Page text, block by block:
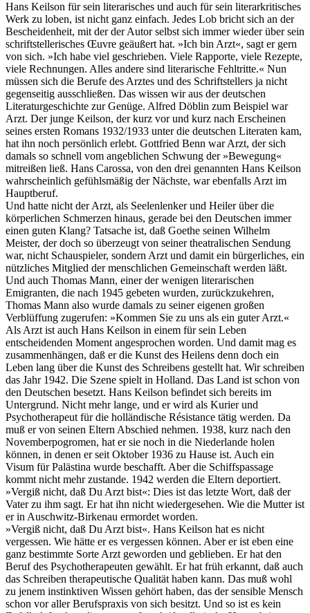
Hans Keilson für sein literarisches und auch für sein literarkritisches
Werk zu loben, ist nicht ganz einfach. Jedes Lob bricht sich an der
Bescheidenheit, mit der der Autor selbst sich immer wieder über sein
schriftstellerisches Œuvre geäußert hat. »Ich bin Arzt«, sagt er gern
von sich. »Ich habe viel geschrieben. Viele Rapporte, viele Rezepte,
viele Rechnungen. Alles andere sind literarische Fehltritte.« Nun
müssen sich die Berufe des Arztes und des Schriftstellers ja nicht
gegenseitig ausschließen. Das wissen wir aus der deutschen
Literaturgeschichte zur Genüge. Alfred Döblin zum Beispiel war
Arzt. Der junge Keilson, der kurz vor und kurz nach Erscheinen
seines ersten Romans 1932/1933 unter die deutschen Literaten kam,
hat ihn noch persönlich erlebt. Gottfried Benn war Arzt, der sich
damals so schnell vom angeblichen Schwung der »Bewegung«
mitreißen ließ. Hans Carossa, von den drei genannten Hans Keilson
wahrscheinlich gefühlsmäßig der Nächste, war ebenfalls Arzt im
Hauptberuf.
Und hatte nicht der Arzt, als Seelenlenker und Heiler über die
körperlichen Schmerzen hinaus, gerade bei den Deutschen immer
einen guten Klang? Tatsache ist, daß Goethe seinen Wilhelm
Meister, der doch so überzeugt von seiner theatralischen Sendung
war, nicht Schauspieler, sondern Arzt und damit ein bürgerliches, ein
nützliches Mitglied der menschlichen Gemeinschaft werden läßt.
Und auch Thomas Mann, einer der wenigen literarischen
Emigranten, die nach 1945 gebeten wurden, zurückzukehren,
Thomas Mann also wurde damals zu seiner eigenen großen
Verblüffung zugerufen: »Kommen Sie zu uns als ein guter Arzt.«
Als Arzt ist auch Hans Keilson in einem für sein Leben
entscheidenden Moment angesprochen worden. Und damit mag es
zusammenhängen, daß er die Kunst des Heilens denn doch ein
Leben lang über die Kunst des Schreibens gestellt hat. Wir schreiben
das Jahr 1942. Die Szene spielt in Holland. Das Land ist schon von
den Deutschen besetzt. Hans Keilson befindet sich bereits im
Untergrund. Nicht mehr lange, und er wird als Kurier und
Psychotherapeut für die holländische Résistance tätig werden. Da
muß er von seinen Eltern Abschied nehmen. 1938, kurz nach den
Novemberpogromen, hat er sie noch in die Niederlande holen
können, in denen er seit Oktober 1936 zu Hause ist. Auch ein
Visum für Palästina wurde beschafft. Aber die Schiffspassage
kommt nicht mehr zustande. 1942 werden die Eltern deportiert.
»Vergiß nicht, daß Du Arzt bist«: Dies ist das letzte Wort, daß der
Vater zu ihm sagt. Er hat ihn nicht wiedergesehen. Wie die Mutter ist
er in Auschwitz-Birkenau ermordet worden.
»Vergiß nicht, daß Du Arzt bist«. Hans Keilson hat es nicht
vergessen. Wie hätte er es vergessen können. Aber er ist eben eine
ganz bestimmte Sorte Arzt geworden und geblieben. Er hat den
Beruf des Psychotherapeuten gewählt. Er hat früh erkannt, daß auch
das Schreiben therapeutische Qualität haben kann. Das muß wohl
zu jenem instinktiven Wissen gehört haben, das der sensible Mensch
schon vor aller Berufspraxis von sich besitzt. Und so ist es kein